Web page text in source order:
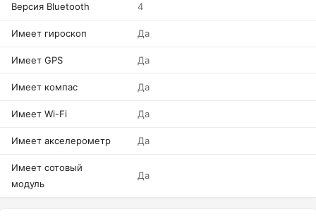
Версия Bluetooth 4
Имеет гироскоп Да
Имеет GPS Да
Имеет компас Да
Имеет Wi-Fi Да
Имеет акселерометр Да
Имеет сотовый
модуль
Да